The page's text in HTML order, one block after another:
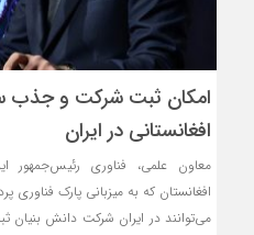
امکان ثبت شرکت و جذب
افغانستانی در ایران
معاون علمی، فناوری رئیس‌جمهور
افغانستان که به میزبانی پارک فناوری
می‌توانند در ایران شرکت دانش بنیان